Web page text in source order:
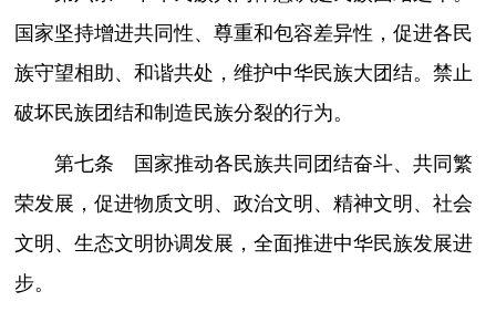
国家坚持增进共同性、尊重和包容差异性，促进各民
族守望相助、和谐共处，维护中华民族大团结。禁止
破坏民族团结和制造民族分裂的行为。
第七条 国家推动各民族共同团结奋斗、共同繁
荣发展，促进物质文明、政治文明、精神文明、社会
文明、生态文明协调发展，全面推进中华民族发展进
步。